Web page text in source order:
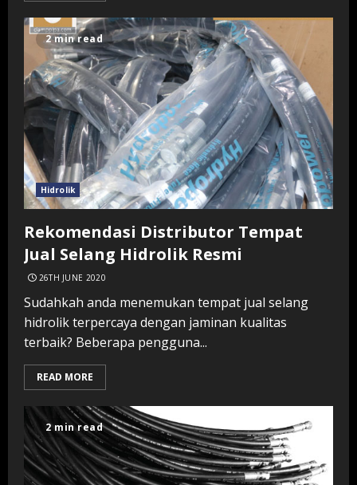
2 min read
Hidrolik
Rekomendasi Distributor Tempat
Jual Selang Hidrolik Resmi
26TH JUNE 2020
Sudahkah anda menemukan tempat jual selang
hidrolik terpercaya dengan jaminan kualitas
terbaik? Beberapa pengguna...
READ MORE
2 min read